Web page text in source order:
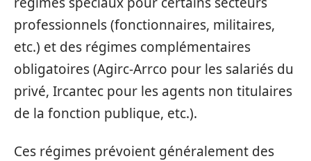
professionnels (fonctionnaires, militaires,
etc.) et des régimes complémentaires
obligatoires (Agirc-Arrco pour les salariés du
privé, Ircantec pour les agents non titulaires
de la fonction publique, etc.).
Ces régimes prévoient généralement des